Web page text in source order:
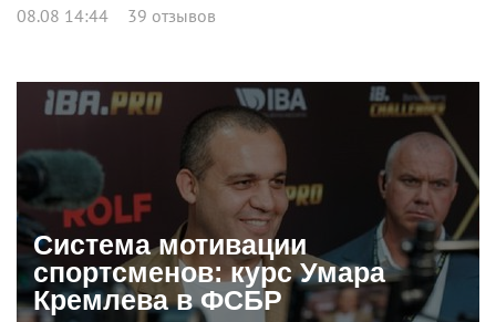
08.08 14:44 39 отзывов
Система мотивации
спортсменов: курс Умара
Кремлева в ФСБР